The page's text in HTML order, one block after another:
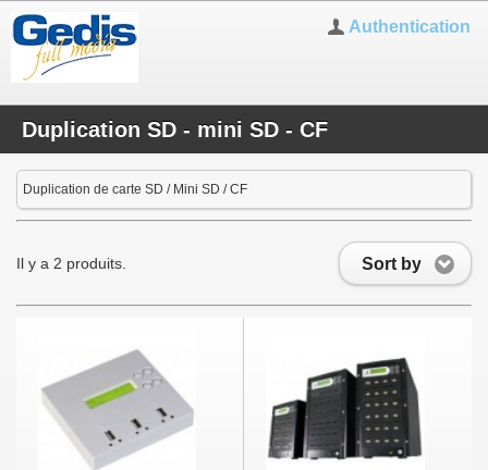
Authentication
Duplication SD - mini SD - CF
Duplication de carte SD / Mini SD / CF
Sort by
Il y a 2 produits.